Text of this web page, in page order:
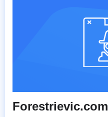
Forestrievic.com